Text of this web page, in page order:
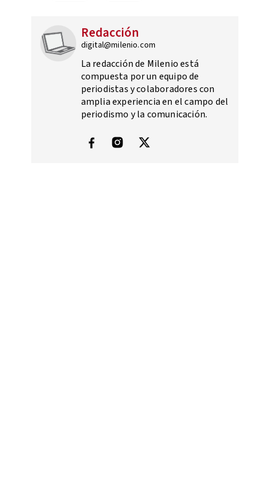
Redacción
digital@milenio.com
La redacción de Milenio está
compuesta por un equipo de
periodistas y colaboradores con
amplia experiencia en el campo del
periodismo y la comunicación.